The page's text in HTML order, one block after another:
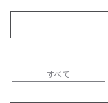
すべて